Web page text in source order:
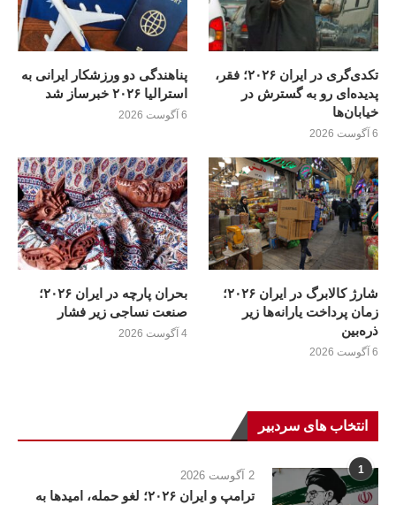
تکدی‌گری در ایران ۲۰۲۶؛ فقر،
پدیده‌ای رو به گسترش در
خیابان‌ها
6 آگوست 2026
پناهندگی دو ورزشکار ایرانی به
استرالیا ۲۰۲۶ خبرساز شد
6 آگوست 2026
شارژ کالابرگ در ایران ۲۰۲۶؛
زمان پرداخت یارانه‌ها زیر
ذره‌بین
6 آگوست 2026
بحران پارچه در ایران ۲۰۲۶؛
صنعت نساجی زیر فشار
4 آگوست 2026
انتخاب های سردبیر
1 2 آگوست 2026
ترامپ و ایران ۲۰۲۶؛ لغو حمله، امیدها به